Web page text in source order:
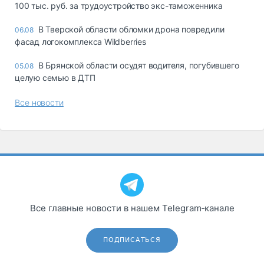
100 тыс. руб. за трудоустройство экс-таможенника
06.08 В Тверской области обломки дрона повредили
фасад логокомплекса Wildberries
05.08 В Брянской области осудят водителя, погубившего
целую семью в ДТП
Все новости
Все главные новости в нашем Telegram‑канале
ПОДПИСАТЬСЯ